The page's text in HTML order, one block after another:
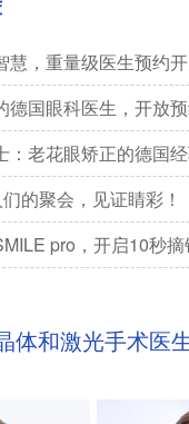
慧，重量级医生预约开
德国眼科医生，开放预
：老花眼矫正的德国
的聚会，见证睛彩！
pro，开启10秒摘
体和激光手术医